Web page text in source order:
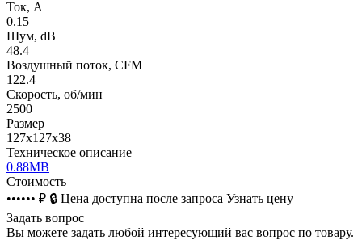
Ток, А
0.15
Шум, dB
48.4
Воздушный поток, CFM
122.4
Скорость, об/мин
2500
Размер
127х127х38
Техническое описание
0.88MB
Стоимость
•••••• ₽ 🔒 Цена доступна после запроса Узнать цену
Задать вопрос
Вы можете задать любой интересующий вас вопрос по товару.